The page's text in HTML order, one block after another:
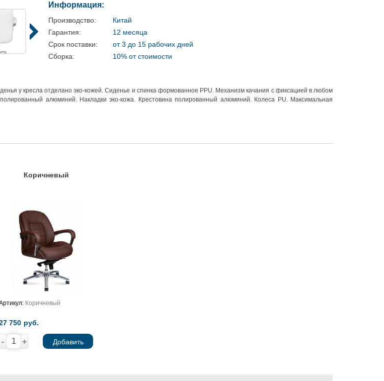
Информация:
Производство:
Китай
Гарантия:
12 месяца
Срок поставки:
от 3 до 15 рабочих дней
Сборка:
10% от стоимости
у кресла отделано эко-кожей. Сиденье и спинка формованное PPU. Механизм качания с фиксацией в любом
алюминий. Накладки эко-кожа. Крестовина полированный алюминий. Колеса PU. Максимальная
Коричневый
Коричневый
750 руб.
- + Добавить